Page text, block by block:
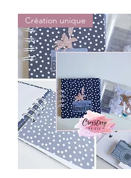
Création unique